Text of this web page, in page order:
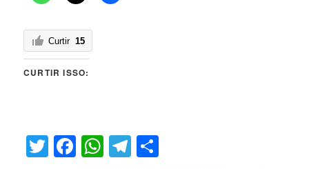
Curtir 15
CURTIR ISSO:
Twitter
Facebook
WhatsApp
Telegram